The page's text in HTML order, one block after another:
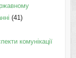
(41)
комунікації